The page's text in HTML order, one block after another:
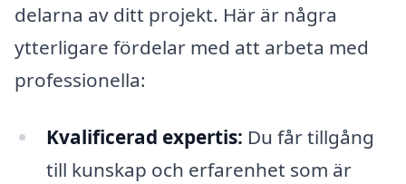
delarna av ditt projekt. Här är några
ytterligare fördelar med att arbeta med
professionella:
Kvalificerad expertis: Du får tillgång
till kunskap och erfarenhet som är